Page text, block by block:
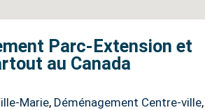
Parc-Extension et
au Canada
Marie, Déménagement Centre-ville,